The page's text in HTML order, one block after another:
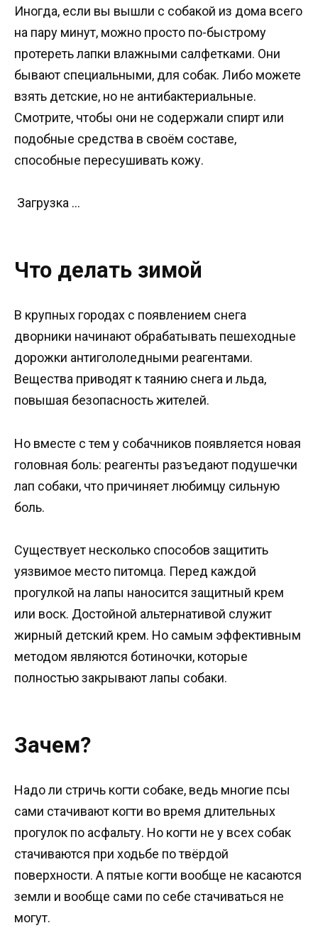
Иногда, если вы вышли с собакой из дома всего
на пару минут, можно просто по-быстрому
протереть лапки влажными салфетками. Они
бывают специальными, для собак. Либо можете
взять детские, но не антибактериальные.
Смотрите, чтобы они не содержали спирт или
подобные средства в своём составе,
способные пересушивать кожу.
Загрузка …
Что делать зимой
В крупных городах с появлением снега
дворники начинают обрабатывать пешеходные
дорожки антигололедными реагентами.
Вещества приводят к таянию снега и льда,
повышая безопасность жителей.
Но вместе с тем у собачников появляется новая
головная боль: реагенты разъедают подушечки
лап собаки, что причиняет любимцу сильную
боль.
Существует несколько способов защитить
уязвимое место питомца. Перед каждой
прогулкой на лапы наносится защитный крем
или воск. Достойной альтернативой служит
жирный детский крем. Но самым эффективным
методом являются ботиночки, которые
полностью закрывают лапы собаки.
Зачем?
Надо ли стричь когти собаке, ведь многие псы
сами стачивают когти во время длительных
прогулок по асфальту. Но когти не у всех собак
стачиваются при ходьбе по твёрдой
поверхности. А пятые когти вообще не касаются
земли и вообще сами по себе стачиваться не
могут.